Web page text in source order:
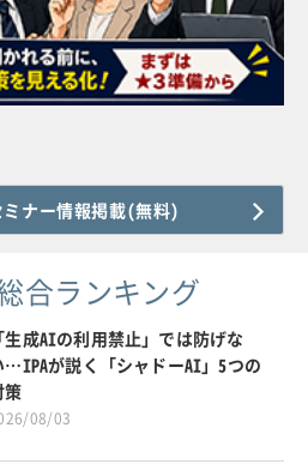
ミナー情報掲載(無料)
合ランキング
「生成AIの利用禁止」では防げな
…IPAが説く「シャドーAI」5つの
策
08/03